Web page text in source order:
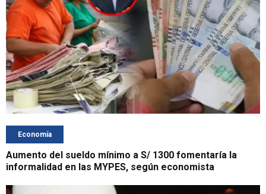
Economía
Aumento del sueldo mínimo a S/ 1300 fomentaría la
informalidad en las MYPES, según economista